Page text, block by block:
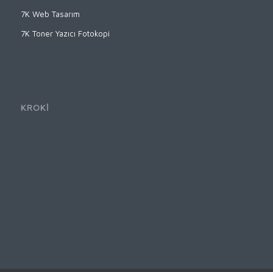
7K Web Tasarım
7K Toner Yazıcı Fotokopi
KROKİ